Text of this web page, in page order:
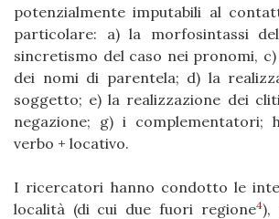
potenzialmente imputabili al
particolare: a) la morfosintassi
sincretismo del caso nei pronomi,
dei nomi di parentela; d) la
soggetto; e) la realizzazione dei
negazione; g) i complementatori;
verbo + locativo.
I ricercatori hanno condotto le
località (di cui due fuori regione4),